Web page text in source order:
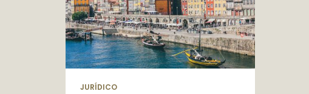
JURÍDICO